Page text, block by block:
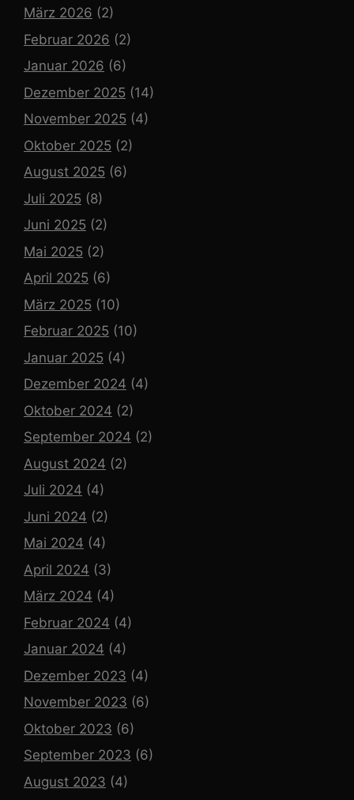
März 2026 (2)
Februar 2026 (2)
Januar 2026 (6)
Dezember 2025 (14)
November 2025 (4)
Oktober 2025 (2)
August 2025 (6)
Juli 2025 (8)
Juni 2025 (2)
Mai 2025 (2)
April 2025 (6)
März 2025 (10)
Februar 2025 (10)
Januar 2025 (4)
Dezember 2024 (4)
Oktober 2024 (2)
September 2024 (2)
August 2024 (2)
Juli 2024 (4)
Juni 2024 (2)
Mai 2024 (4)
April 2024 (3)
März 2024 (4)
Februar 2024 (4)
Januar 2024 (4)
Dezember 2023 (4)
November 2023 (6)
Oktober 2023 (6)
September 2023 (6)
August 2023 (4)